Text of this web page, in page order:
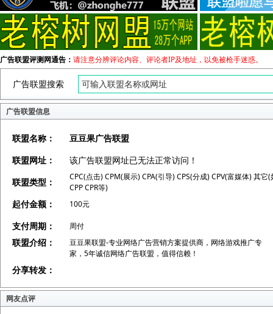
广告联盟评测网通告： 请注意分辨评论内容、评论者IP及地址，以免被枪手迷惑。
广告联盟搜索
广告联盟信息
联盟名称：
豆豆果广告联盟
联盟网址：
该广告联盟网址已无法正常访问！
联盟类型：
CPC(点击) CPM(展示) CPA(引导) CPS(分成) CPV(富媒体) 其它(
CPP CPR等)
起付金额： 100元
支付周期： 周付
联盟介绍：
豆豆果联盟-专业网络广告营销方案提供商，网络游戏推广专
家，5年诚信网络广告联盟，值得信赖！
分享转发：
网友点评